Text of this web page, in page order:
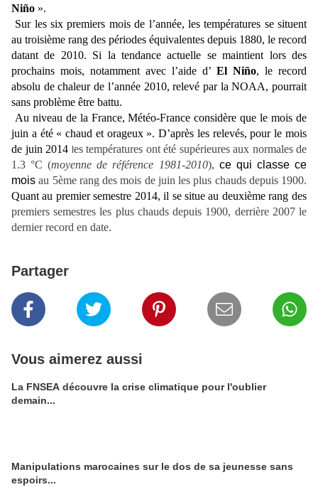
Niño ».
Sur les six premiers mois de l’année, les températures se situent
au troisième rang des périodes équivalentes depuis 1880, le record
datant de 2010. Si la tendance actuelle se maintient lors des
prochains mois, notamment avec l’aide d’ El Niño, le record
absolu de chaleur de l’année 2010, relevé par la NOAA, pourrait
sans problème être battu.
Au niveau de la France, Météo-France considère que le mois de
juin a été « chaud et orageux ». D’après les relevés, pour le mois
de juin 2014 les températures ont été supérieures aux normales de
1.3 °C (moyenne de référence 1981-2010), ce qui classe ce
mois au 5ème rang des mois de juin les plus chauds depuis 1900.
Quant au premier semestre 2014, il se situe au deuxième rang des
premiers semestres les plus chauds depuis 1900, derrière 2007 le
dernier record en date.
Partager
Vous aimerez aussi
La FNSEA découvre la crise climatique pour l'oublier
demain...
Manipulations marocaines sur le dos de sa jeunesse sans
espoirs...